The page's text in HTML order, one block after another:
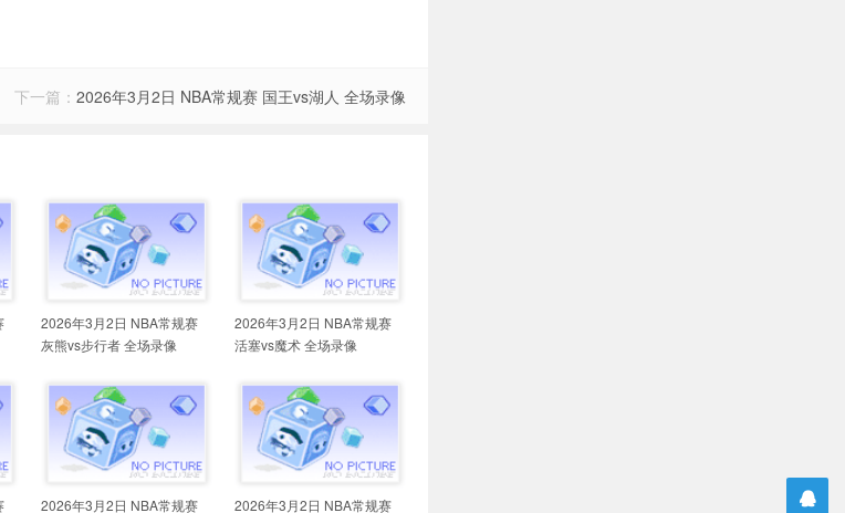
下一篇： 2026年3月2日 NBA常规赛 国王vs湖人 全场录像
2026年3月2日 NBA常规赛
灰熊vs步行者 全场录像
2026年3月2日 NBA常规赛
活塞vs魔术 全场录像
2026年3月2日 NBA常规赛 2026年3月2日 NBA常规赛